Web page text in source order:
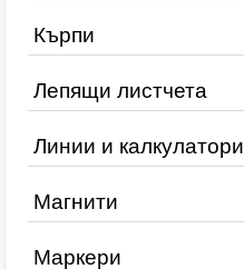
Кърпи
Лепящи листчета
Линии и калкулатори
Магнити
Маркери